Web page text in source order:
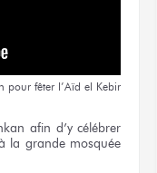
pour fêter l’Aïd el Kebir
afin d’y célébrer
la grandemosquée